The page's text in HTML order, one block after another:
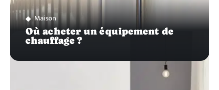
Maison
Où acheter un équipement de
chauffage ?